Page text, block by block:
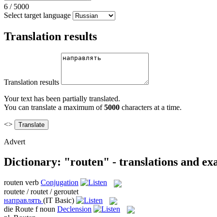
6 / 5000
Select target language
Translation results
Translation results
Your text has been partially translated.
You can translate a maximum of5000 characters at a time.
<>
Advert
Dictionary: "routen" - translations and
routen verb Conjugation
routete / routet / geroutet
направлять (IT Basic)
die Route f noun Declension